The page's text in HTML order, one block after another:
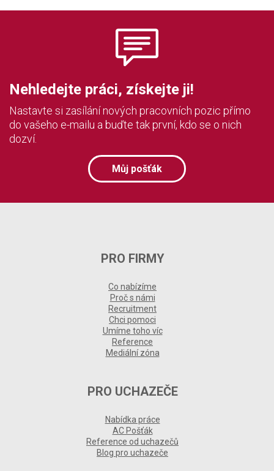
Nehledejte práci, získejte ji!
Nastavte si zasílání nových pracovních pozic přímo
do vašeho e-mailu a buďte tak první, kdo se o nich
dozví.
Můj pošťák
PRO FIRMY
Co nabízíme
Proč s námi
Recruitment
Chci pomoci
Umíme toho víc
Reference
Mediální zóna
PRO UCHAZEČE
Nabídka práce
AC Pošťák
Reference od uchazečů
Blog pro uchazeče